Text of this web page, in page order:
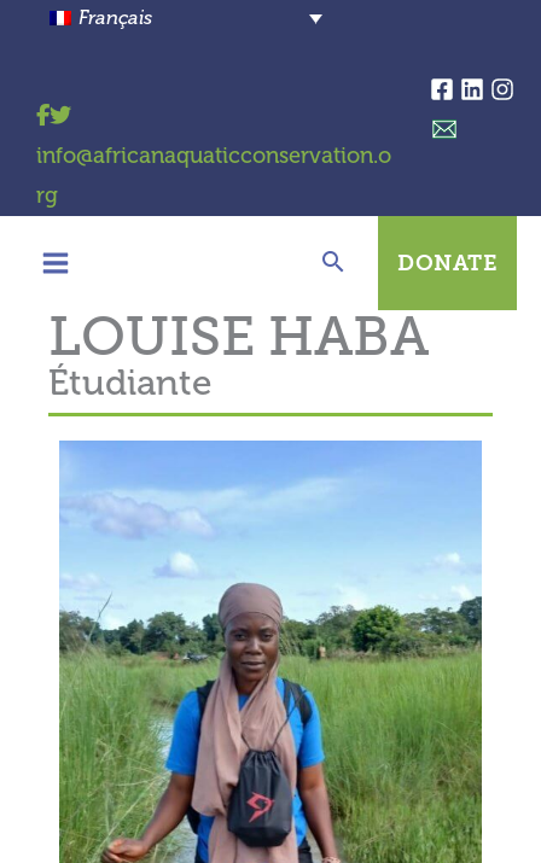
contenu
Français
info@africanaquaticconservation.o
rg
DONATE
LOUISE HABA
Étudiante